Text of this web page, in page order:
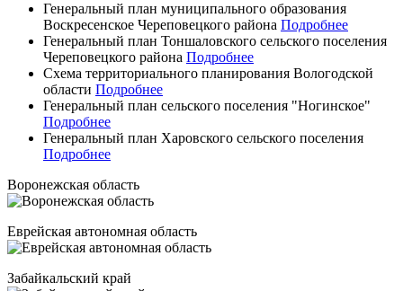
Генеральный план муниципального образования
Воскресенское Череповецкого района Подробнее
Генеральный план Тоншаловского сельского поселения
Череповецкого района Подробнее
Схема территориального планирования Вологодской
области Подробнее
Генеральный план сельского поселения "Ногинское"
Подробнее
Генеральный план Харовского сельского поселения
Подробнее
Воронежская область
Еврейская автономная область
Забайкальский край